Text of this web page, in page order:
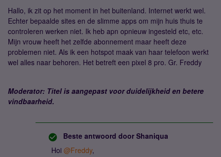
Hallo, ik zit op het moment in het buitenland. Internet werkt wel.
Echter bepaalde sites en de slimme apps om mijn huis thuis te
controleren werken niet. Ik heb apn opnieuw ingesteld etc, etc.
Mijn vrouw heeft het zelfde abonnement maar heeft deze
problemen niet. Als ik een hotspot maak van haar telefoon werkt
wel alles naar behoren. Het betreft een pixel 8 pro. Gr. Freddy
Moderator: Titel is aangepast voor duidelijkheid en betere
vindbaarheid.
Beste antwoord door Shaniqua
Hoi ​ @Freddy,